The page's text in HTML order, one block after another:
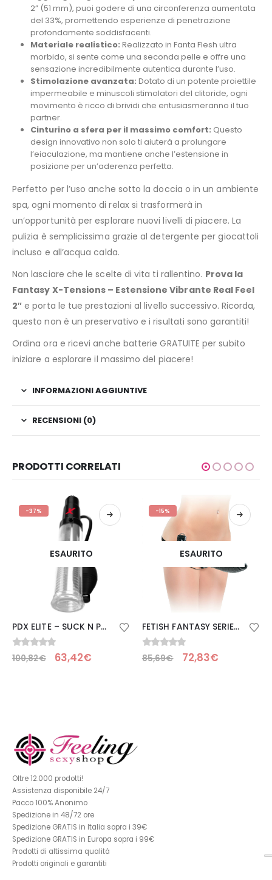
2” (51 mm), puoi godere di una circonferenza aumentata
del 33%, promettendo esperienze di penetrazione
profondamente soddisfacenti.
Materiale realistico: Realizzato in Fanta Flesh ultra
morbido, si sente come una seconda pelle e offre una
sensazione incredibilmente autentica durante l’uso.
Stimolazione avanzata: Dotato di un potente proiettile
impermeabile e minuscoli stimolatori del clitoride, ogni
movimento è ricco di brividi che entusiasmeranno il tuo
partner.
Cinturino a sfera per il massimo comfort: Questo
design innovativo non solo ti aiuterà a prolungare
l’eiaculazione, ma mantiene anche l’estensione in
posizione per un’aderenza perfetta.
Perfetto per l’uso anche sotto la doccia o in un ambiente
spa, ogni momento di relax si trasformerà in
un’opportunità per esplorare nuovi livelli di piacere. La
pulizia è semplicissima grazie al detergente per giocattoli
incluso e all’acqua calda.
Non lasciare che le scelte di vita ti rallentino. Prova la
Fantasy X-Tensions – Estensione Vibrante Real Feel
2″ e porta le tue prestazioni al livello successivo. Ricorda,
questo non è un preservativo e i risultati sono garantiti!
Ordina ora e ricevi anche batterie GRATUITE per subito
iniziare a esplorare il massimo del piacere!
INFORMAZIONI AGGIUNTIVE
RECENSIONI (0)
PRODOTTI CORRELATI
-37%
ESAURITO
PDX ELITE – SUCK N POMPA STROKER
0Su 5
100,82€ 63,42€
-15%
ESAURITO
FETISH FANTASY SERIES – STRAP-ON VIBRANTE PENETRIS DELUXE
0Su 5
85,69€ 72,83€
Oltre 12.000 prodotti!
Assistenza disponibile 24/7
Pacco 100% Anonimo
Spedizione in 48/72 ore
Spedizione GRATIS in Italia sopra i 39€
Spedizione GRATIS in Europa sopra i 99€
Prodotti di altissima qualità
Prodotti originali e garantiti